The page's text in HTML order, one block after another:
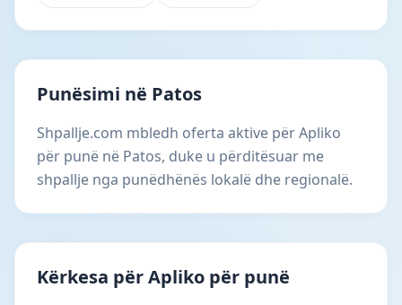
Punësimi në Patos
Shpallje.com mbledh oferta aktive për Apliko
për punë në Patos, duke u përditësuar me
shpallje nga punëdhënës lokalë dhe regionalë.
Kërkesa për Apliko për punë